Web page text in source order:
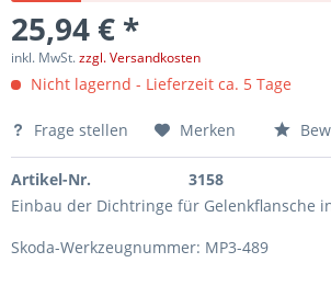
25,94 € *
inkl. MwSt.zzgl. Versandkosten
Nicht lagernd - Lieferzeit ca. 5 Tage
Frage stellen Merken
Artikel-Nr.
3158
Einbau der Dichtringe für Gelenkflansche
Skoda-Werkzeugnummer: MP3-489